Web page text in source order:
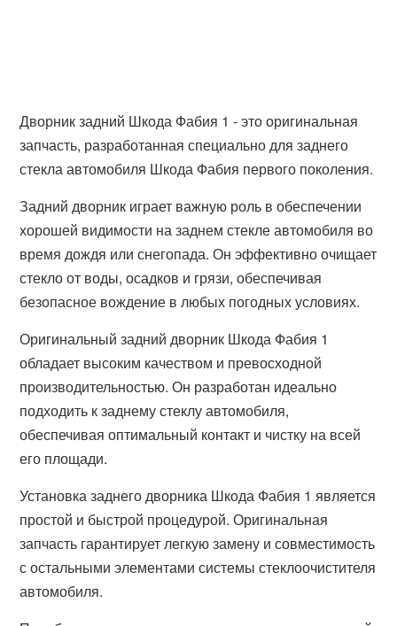
Дворник задний Шкода Фабия 1 - это оригинальная
запчасть, разработанная специально для заднего
стекла автомобиля Шкода Фабия первого поколения.
Задний дворник играет важную роль в обеспечении
хорошей видимости на заднем стекле автомобиля во
время дождя или снегопада. Он эффективно очищает
стекло от воды, осадков и грязи, обеспечивая
безопасное вождение в любых погодных условиях.
Оригинальный задний дворник Шкода Фабия 1
обладает высоким качеством и превосходной
производительностью. Он разработан идеально
подходить к заднему стеклу автомобиля,
обеспечивая оптимальный контакт и чистку на всей
его площади.
Установка заднего дворника Шкода Фабия 1 является
простой и быстрой процедурой. Оригинальная
запчасть гарантирует легкую замену и совместимость
с остальными элементами системы стеклоочистителя
автомобиля.